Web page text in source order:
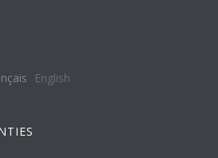
English